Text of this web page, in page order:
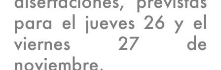
para el jueves 26 y el
viernes 27 de
noviembre,